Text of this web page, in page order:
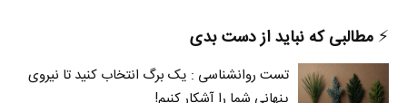
⚡️ مطالبی که نباید از دست بدی
تست روانشناسی : یک برگ انتخاب کنید تا نیروی